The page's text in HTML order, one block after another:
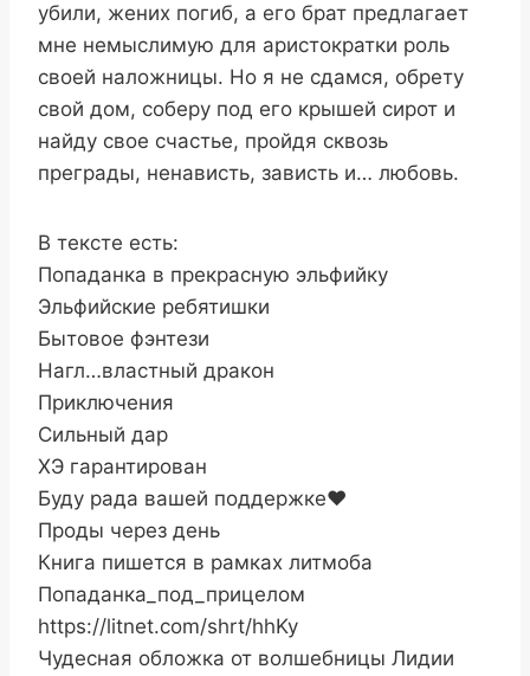
убили, жених погиб, а его брат предлагает
мне немыслимую для аристократки роль
своей наложницы. Но я не сдамся, обрету
свой дом, соберу под его крышей сирот и
найду свое счастье, пройдя сквозь
преграды, ненависть, зависть и… любовь.
В тексте есть:
Попаданка в прекрасную эльфийку
Эльфийские ребятишки
Бытовое фэнтези
Нагл…властный дракон
Приключения
Сильный дар
ХЭ гарантирован
Буду рада вашей поддержке‍❤️‍
Проды через день
Книга пишется в рамках литмоба
Попаданка_под_прицелом
https://litnet.com/shrt/hhKy
Чудесная обложка от волшебницы Лидии